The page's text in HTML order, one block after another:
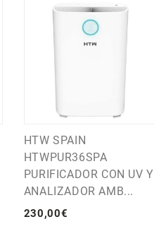
HTW SPAIN
HTWPUR36SPA
PURIFICADOR CON UV Y
ANALIZADOR AMB...
230,00€